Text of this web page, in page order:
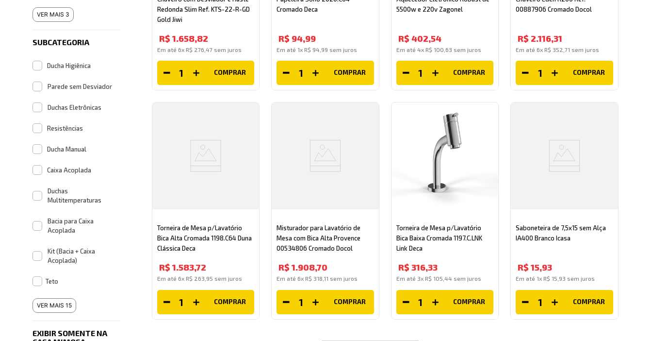
VER MAIS 3
SUBCATEGORIA
Ducha Higiênica
Parede sem Desviador
Duchas Eletrônicas
Resistências
Ducha Manual
Caixa Acoplada
Duchas
Multitemperaturas
Bacia para Caixa
Acoplada
Kit (Bacia + Caixa
Acoplada)
Teto
VER MAIS 15
EXIBIR SOMENTE NA
Redonda Slim Ref. KTS-22-R-GD
Gold Jiwi
R$ 1.658,82
Em até 6x R$ 276 47sem juros
COMPRAR
Cromado Deca
R$ 94,99
Em até 1xR$ 94 99 sem juros
COMPRAR
5500w e 220v Zagonel
R$ 402,54
Em até 4x R$ 100 63 sem juros
COMPRAR
00887906 Cromado Docol
R$ 2.116,31
Em até6xR$ 352 ,71 sem juros
COMPRAR
Torneira de Mesa p/Lavatório
Bica Alta Cromada 1198.C64 Duna
Clássica Deca
R$ 1.583,72
Em até 6x R$ 263 95 sem juros
COMPRAR
Misturador para Lavatório de
Mesa com Bica Alta Provence
00534806 Cromado Docol
R$ 1.908,70
Em até6xR$ 318 11 sem juros
COMPRAR
Torneira de Mesa p/Lavatório
Bica Baixa Cromada 1197.C.LNK
Link Deca
R$ 316,33
Em até 3x R$ 105 44 sem juros
COMPRAR
Saboneteira de 7,5x15 sem Alça
IA400 Branco Icasa
R$ 15,93
Em até 1xR$ 15 93 sem juros
COMPRAR